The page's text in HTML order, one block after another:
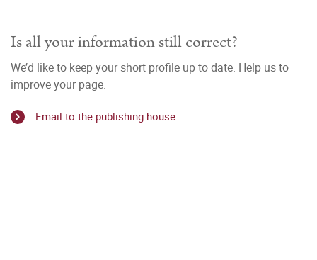
Is all your information still correct?
We’d like to keep your short profile up to date. Help us to
improve your page.
Email to the publishing house